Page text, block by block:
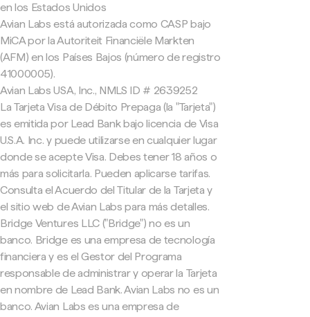
en los Estados Unidos
Avian Labs está autorizada como CASP bajo
MiCA por la Autoriteit Financiële Markten
(AFM) en los Países Bajos (número de registro
41000005).
Avian Labs USA, Inc., NMLS ID # 2639252
La Tarjeta Visa de Débito Prepaga (la "Tarjeta")
es emitida por Lead Bank bajo licencia de Visa
U.S.A. Inc. y puede utilizarse en cualquier lugar
donde se acepte Visa. Debes tener 18 años o
más para solicitarla. Pueden aplicarse tarifas.
Consulta el Acuerdo del Titular de la Tarjeta y
el sitio web de Avian Labs para más detalles.
Bridge Ventures LLC ("Bridge") no es un
banco. Bridge es una empresa de tecnología
financiera y es el Gestor del Programa
responsable de administrar y operar la Tarjeta
en nombre de Lead Bank. Avian Labs no es un
banco. Avian Labs es una empresa de